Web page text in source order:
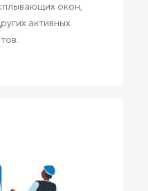
окон,
активных